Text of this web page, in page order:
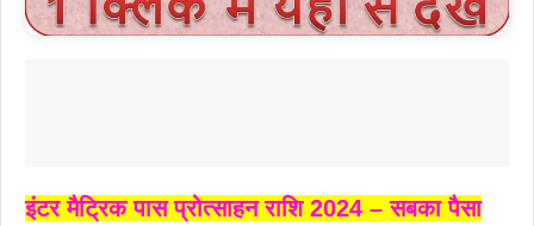
इंटर मैट्रिक पास प्रोत्साहन राशि 2024 – सबका पैसा